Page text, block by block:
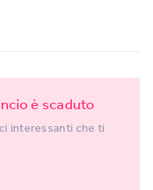
è scaduto
interessanti che ti